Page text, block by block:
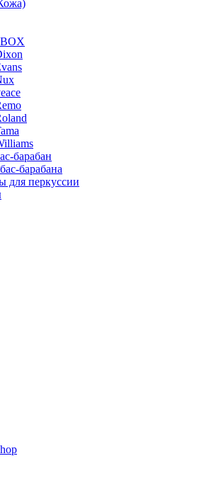
барабан
барабана
для перкуссии